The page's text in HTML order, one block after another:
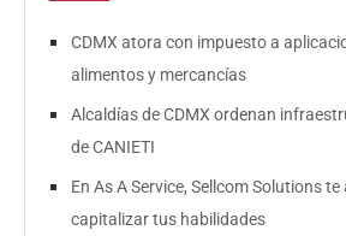
CDMX atora con impuesto a
alimentos y mercancías
Alcaldías de CDMX ordenan
de CANIETI
En As A Service, Sellcom Solutions te
capitalizar tus habilidades